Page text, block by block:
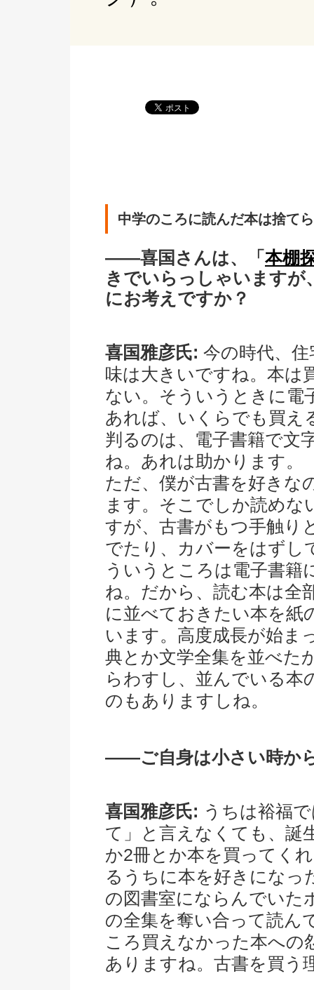
中学のころに読んだ本は捨て
――喜国さんは、「 本棚
きでいらっしゃいますが
にお考えですか？
喜国雅彦氏: 今の時代、
味は大きいですね。本は
ない。そういうときに電
あれば、いくらでも買え
判るのは、電子書籍で文
ね。あれは助かります。
ただ、僕が古書を好きな
ます。そこでしか読めな
すが、古書がもつ手触り
でたり、カバーをはずし
ういうところは電子書籍
ね。だから、読む本は全
に並べておきたい本を紙
います。高度成長が始ま
典とか文学全集を並べた
らわすし、並んでいる本
のもありますしね。
――ご自身は小さい時か
喜国雅彦氏: うちは裕福
て」と言えなくても、誕
か2冊とか本を買ってく
るうちに本を好きになっ
の図書室にならんでいた
の全集を奪い合って読ん
ころ買えなかった本への
ありますね。古書を買う